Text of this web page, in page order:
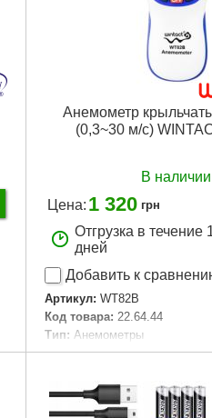
Анемометр
(0,3~30 м/с)
В наличии
Цена: 1 320 грн
Отгрузка в течение
дней
Добавить к
Артикул: WT82B
Код товара: 22.64.44
Тип: Анемометры
Тип датчика: Встроенный
Разрешение: 0.1 м/с
Диапазон температуры: -10